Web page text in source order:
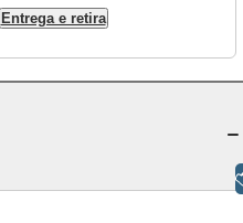
Entrega e retira